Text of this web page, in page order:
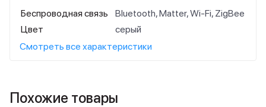
Беспроводная связь
Bluetooth, Matter, Wi-Fi, ZigBee
Цвет
серый
Смотреть все характеристики
Похожие товары